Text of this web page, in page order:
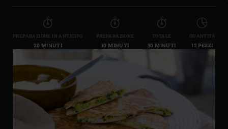
PREPARAZIONE IN ANTICIPO
20 MINUTI
PREPARAZIONE
10 MINUTI
TOTALE
30 MINUTI
QUANTITÀ
12 PEZZI